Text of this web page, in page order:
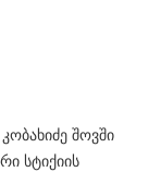
შოვში
სტიქიის